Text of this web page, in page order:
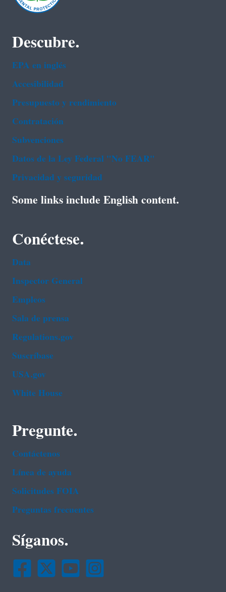
Descubre.
EPA en ingl‌és
Accesibilidad
Presupuesto y rendimiento
Contratación
Subvenciones
Datos de la Ley Federal "No FEAR"
Privacidad y seguridad
Some links include English content.
Conéctese.
Data
Inspector General
Empleos
Sala de prensa
Regulations.gov
Suscríbase
USA.gov
White House
Pregunte.
Contáctenos
Línea de ayuda
Solicitudes FOIA
Preguntas frecuentes
Síganos.